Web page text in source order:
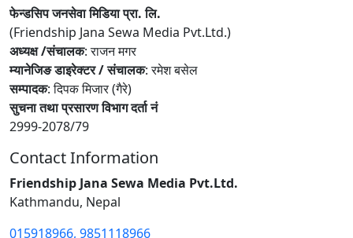
फेन्डसिप जनसेवा मिडिया प्रा. लि.
(Friendship Jana Sewa Media Pvt.Ltd.)
अध्यक्ष /संचालक: राजन मगर
म्यानेजिङ डाइरेक्टर / संचालक: रमेश बसेल
सम्पादक: दिपक मिजार (गैरे)
सुचना तथा प्रसारण विभाग दर्ता नं
2999-2078/79
Contact Information
Friendship Jana Sewa Media Pvt.Ltd.
Kathmandu, Nepal
015918966, 9851118966